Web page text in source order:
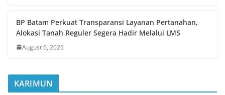
BP Batam Perkuat Transparansi Layanan Pertanahan,
Alokasi Tanah Reguler Segera Hadir Melalui LMS
August 6, 2026
KARIMUN